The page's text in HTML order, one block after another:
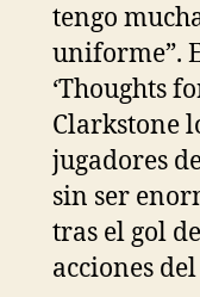
tengo
uniforme”.
‘Thoughts
Clarkstone
jugadores
sin ser
tras el gol
acciones